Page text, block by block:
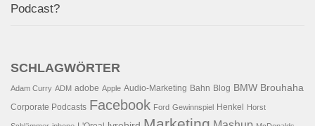
Podcast?
SCHLAGWÖRTER
Adam Curry ADM adobe Apple Audio-Marketing Bahn Blog BMW Brouhaha
Corporate Podcasts Facebook Ford Gewinnspiel Henkel Horst